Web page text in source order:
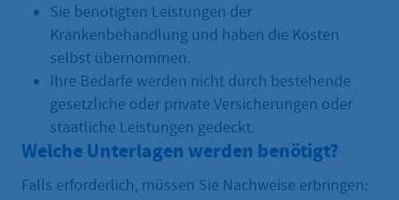
Sie benötigten Leistungen der
Krankenbehandlung und haben die Kosten
selbst übernommen.
Ihre Bedarfe werden nicht durch bestehende
gesetzliche oder private Versicherungen oder
staatliche Leistungen gedeckt.
Welche Unterlagen werden benötigt?
Falls erforderlich, müssen Sie Nachweise erbringen: